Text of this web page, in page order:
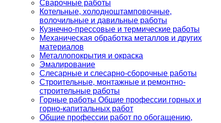
Сварочные работы
Котельные, холодноштамповочные,
волочильные и давильные работы
Кузнечно-прессовые и термические работы
Механическая обработка металлов и других
материалов
Металлопокрытия и окраска
Эмалирование
Слесарные и слесарно-сборочные работы
Строительные, монтажные и ремонтно-
строительные работы
Горные работы Общие профессии горных и
горно-капитальных работ
Общие профессии работ по обогащению,